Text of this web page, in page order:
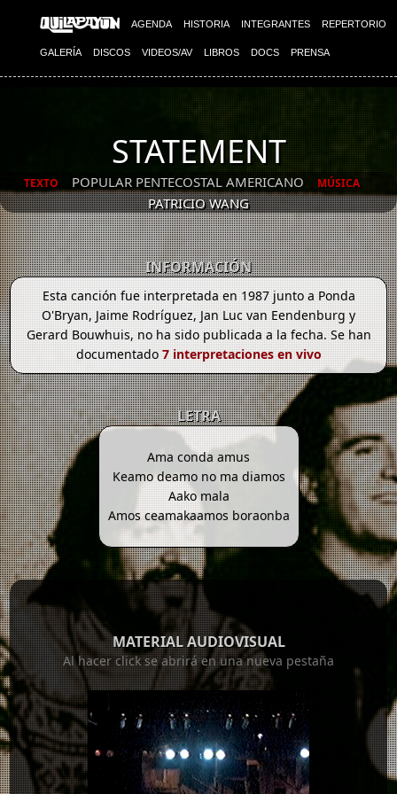
AGENDA HISTORIA INTEGRANTES REPERTORIO
GALERÍA DISCOS VIDEOS/AV LIBROS DOCS PRENSA
STATEMENT
TEXTO POPULAR PENTECOSTAL AMERICANO MÚSICA
PATRICIO WANG
INFORMACIÓN
Esta canción fue interpretada en 1987 junto a Ponda
O'Bryan, Jaime Rodríguez, Jan Luc van Eendenburg y
Gerard Bouwhuis, no ha sido publicada a la fecha. Se han
documentado7 interpretaciones en vivo
LETRA
Ama conda amus
Keamo deamo no ma diamos
Aako mala
Amos ceamakaamos boraonba
MATERIAL AUDIOVISUAL
Al hacer click se abrirá en una nueva pestaña